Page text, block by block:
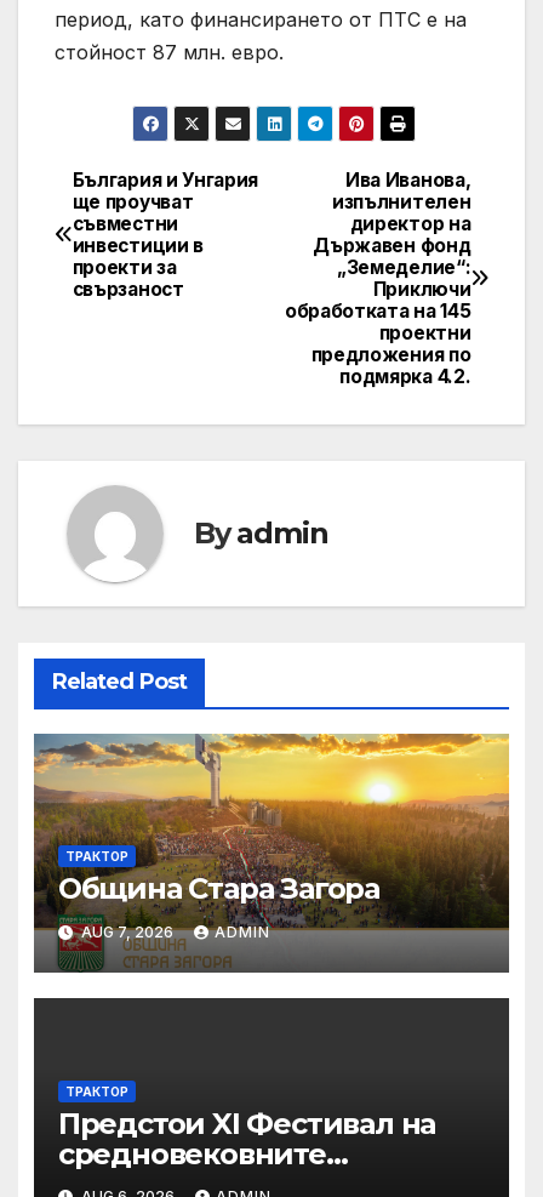
период, като финансирането от ПТС е на
стойност 87 млн. евро.
Post
navigation
Ива Иванова,
изпълнителен
директор на
Държавен фонд
„Земеделие“:
Приключи
обработката на 145
проектни
предложения по
подмярка 4.2.
България и Унгария
ще проучват
съвместни
инвестиции в
проекти за
свързаност
Byadmin
Related Post
ТРАКТОР
Община Стара Загора
AUG 7, 2026 ADMIN
ТРАКТОР
Предстои XI Фестивал на
средновековните
традиции, бит и култура